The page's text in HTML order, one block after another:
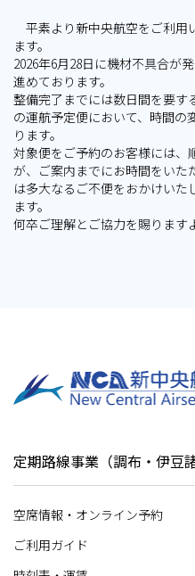
手荷物・ペット・
よくある質問
手伝いが必要なお客さま
ヶ崎飛行場 公式サイト
平素より新中央航空をご利用
ます。
2026年6月28日に機材不具合が
進めております。
整備完了までには数日間を要す
の運航予定便において、時間の
ります。
対象便をご予約のお客様には、
が、ご案内までにお時間をいた
は多大なるご不便をおかけい
ます。
何卒ご理解とご協力を賜ります
定期路線事業（調布・伊豆諸
空席情報・オンライン予約
ご利用ガイド